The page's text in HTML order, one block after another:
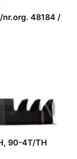
nr.org. 48184 /
90-4T/TH